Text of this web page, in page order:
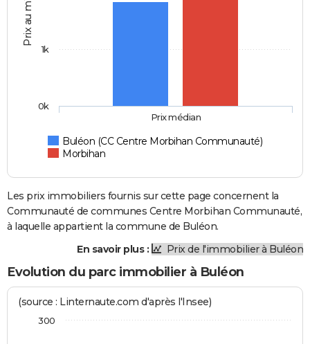
Prix au m2
Buléon (CC Centre Morbihan Communauté)
Morbihan
Prix médian
0k
1k
Les prix immobiliers fournis sur cette page concernent la
Communauté de communes Centre Morbihan Communauté,
à laquelle appartient la commune de Buléon.
En savoir plus :
Prix de l'immobilier à Buléon
Evolution du parc immobilier à Buléon
(source : Linternaute.com d'après l'Insee)
300